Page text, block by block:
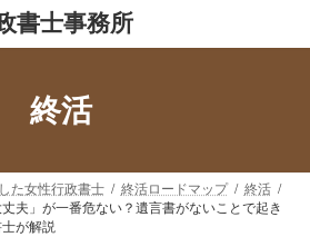
政書士事務所
終活
た女性行政書士 終活ロードマップ
終活
夫」が一番危ない？遺言書がないことで起き
が解説